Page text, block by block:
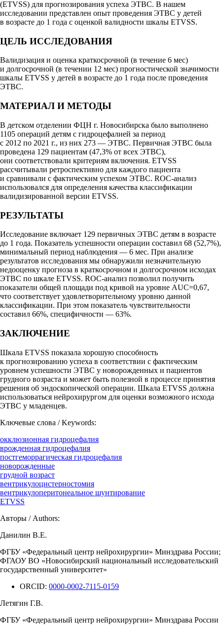
(ETVSS) для прогнозирования успеха ЭТВС. В нашем
исследовании представлен опыт проведения ЭТВС у детей
в возрасте до 1 года с оценкой валидности шкалы ETVSS.
ЦЕЛЬ ИССЛЕДОВАНИЯ
Валидизация и оценка краткосрочной (в течение 6 мес)
и долгосрочной (в течении 12 мес) прогностической значимости
шкалы ETVSS у детей в возрасте до 1 года после проведения
ЭТВС.
МАТЕРИАЛ И МЕТОДЫ
В детском отделении ФЦН г. Новосибирска было выполнено
1105 операций детям с гидроцефалией за период
с 2012 по 2021 г., из них 273 — ЭТВС. Первичная ЭТВС была
проведена 129 пациентам (47,3% от всех ЭТВС),
они соответствовали критериям включения. ETVSS
рассчитывали ретроспективно для каждого пациента
и сравнивали с фактическим успехом ЭТВС. ROC-анализ
использовался для определения качества классификации
валидизированной версии ETVSS.
РЕЗУЛЬТАТЫ
Исследование включает 129 первичных ЭТВС детям в возрасте
до 1 года. Показатель успешности операции составил 68 (52,7%),
минимальный период наблюдения — 6 мес. При анализе
результатов исследования мы обнаружили незначительную
недооценку прогноза в краткосрочном и долгосрочном исходах
ЭТВС по шкале ETVSS. ROC-анализ позволил получить
показатели общей площади под кривой на уровне AUC=0,67,
что соответствует удовлетворительному уровню данной
классификации. При этом показатель чувствительности
составил 66%, специфичности — 63%.
ЗАКЛЮЧЕНИЕ
Шкала ETVSS показала хорошую способность
к прогнозированию успеха в соответствии с фактическим
уровнем успешности ЭТВС у новорожденных и пациентов
грудного возраста и может быть полезной в процессе принятия
решения об эндоскопической операции. Шкала ETVSS должна
использоваться нейрохирургом для оценки возможного исхода
ЭТВС у младенцев.
Ключевые слова / Keywords:
окклюзионная гидроцефалия
врожденная гидроцефалия
постгеморрагическая гидроцефалия
новорожденные
грудной возраст
вентрикулоцистерностомия
вентрикулоперитонеальное шунтирование
ETVSS
Авторы / Authors:
Данилин В.Е.
ФГБУ «Федеральный центр нейрохирургии» Минздрава России;
ФГАОУ ВО «Новосибирский национальный исследовательский
государственный университет»
ORCID: 0000-0002-7115-0159
Летягин Г.В.
ФГБУ «Федеральный центр нейрохирургии» Минздрава России